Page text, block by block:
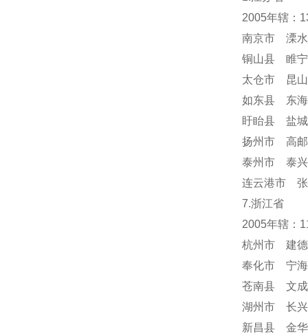
2005年辖：
南京市 溧
铜山县 睢
太仓市 昆
如东县 东
盱眙县 盐
扬州市 高
泰州市 泰
连云港市 张
7.浙江省
2005年辖：
杭州市 建
奉化市 宁
苍南县 文
湖州市 长
新昌县 金